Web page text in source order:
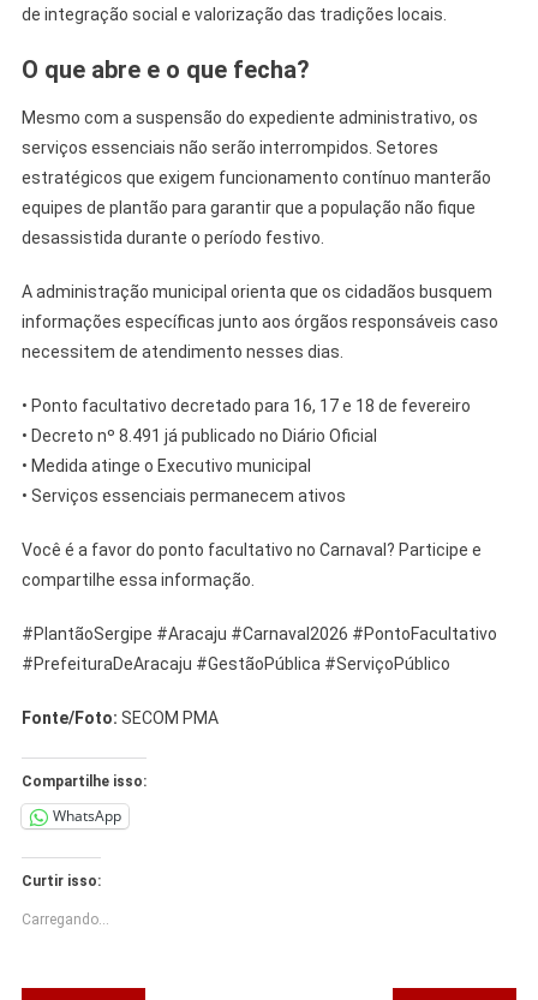
de integração social e valorização das tradições locais.
O que abre e o que fecha?
Mesmo com a suspensão do expediente administrativo, os
serviços essenciais não serão interrompidos. Setores
estratégicos que exigem funcionamento contínuo manterão
equipes de plantão para garantir que a população não fique
desassistida durante o período festivo.
A administração municipal orienta que os cidadãos busquem
informações específicas junto aos órgãos responsáveis caso
necessitem de atendimento nesses dias.
• Ponto facultativo decretado para 16, 17 e 18 de fevereiro
• Decreto nº 8.491 já publicado no Diário Oficial
• Medida atinge o Executivo municipal
• Serviços essenciais permanecem ativos
Você é a favor do ponto facultativo no Carnaval? Participe e
compartilhe essa informação.
#PlantãoSergipe #Aracaju #Carnaval2026 #PontoFacultativo
#PrefeituraDeAracaju #GestãoPública #ServiçoPúblico
Fonte/Foto: SECOM PMA
Compartilhe isso:
WhatsApp
Curtir isso:
Carregando...